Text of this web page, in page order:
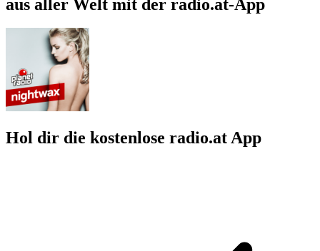
aus aller Welt mit der radio.at-App
Hol dir die kostenlose radio.at App